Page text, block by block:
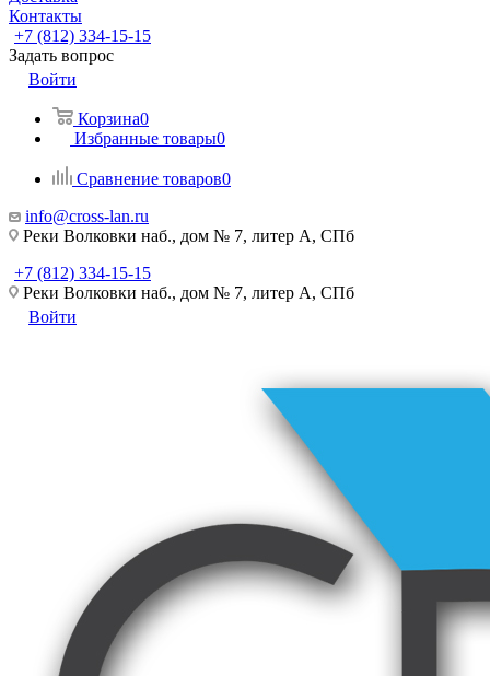
Контакты
+7 (812) 334-15-15
Задать вопрос
Войти
Корзина0
Избранные товары0
Сравнение товаров0
info@cross-lan.ru
Реки Волковки наб., дом № 7, литер А, СПб
+7 (812) 334-15-15
Реки Волковки наб., дом № 7, литер А, СПб
Войти